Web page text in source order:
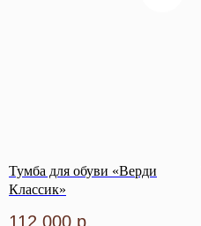
Тумба для обуви «Верди
Классик»
112 000 р.